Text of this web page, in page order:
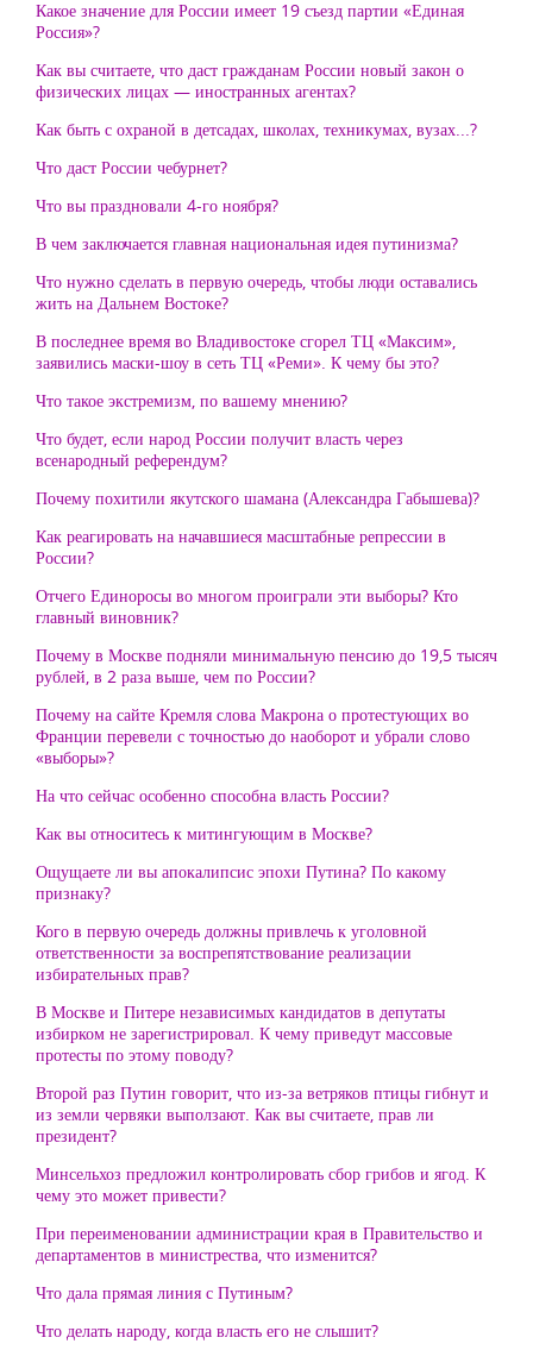
Какое значение для России имеет 19 съезд партии «Единая
Россия»?
Как вы считаете, что даст гражданам России новый закон о
физических лицах — иностранных агентах?
Как быть с охраной в детсадах, школах, техникумах, вузах...?
Что даст России чебурнет?
Что вы праздновали 4-го ноября?
В чем заключается главная национальная идея путинизма?
Что нужно сделать в первую очередь, чтобы люди оставались
жить на Дальнем Востоке?
В последнее время во Владивостоке сгорел ТЦ «Максим»,
заявились маски-шоу в сеть ТЦ «Реми». К чему бы это?
Что такое экстремизм, по вашему мнению?
Что будет, если народ России получит власть через
всенародный референдум?
Почему похитили якутского шамана (Александра Габышева)?
Как реагировать на начавшиеся масштабные репрессии в
России?
Отчего Единоросы во многом проиграли эти выборы? Кто
главный виновник?
Почему в Москве подняли минимальную пенсию до 19,5 тысяч
рублей, в 2 раза выше, чем по России?
Почему на сайте Кремля слова Макрона о протестующих во
Франции перевели с точностью до наоборот и убрали слово
«выборы»?
На что сейчас особенно способна власть России?
Как вы относитесь к митингующим в Москве?
Ощущаете ли вы апокалипсис эпохи Путина? По какому
признаку?
Кого в первую очередь должны привлечь к уголовной
ответственности за воспрепятствование реализации
избирательных прав?
В Москве и Питере независимых кандидатов в депутаты
избирком не зарегистрировал. К чему приведут массовые
протесты по этому поводу?
Второй раз Путин говорит, что из-за ветряков птицы гибнут и
из земли червяки выползают. Как вы считаете, прав ли
президент?
Минсельхоз предложил контролировать сбор грибов и ягод. К
чему это может привести?
При переименовании администрации края в Правительство и
департаментов в министрества, что изменится?
Что дала прямая линия с Путиным?
Что делать народу, когда власть его не слышит?